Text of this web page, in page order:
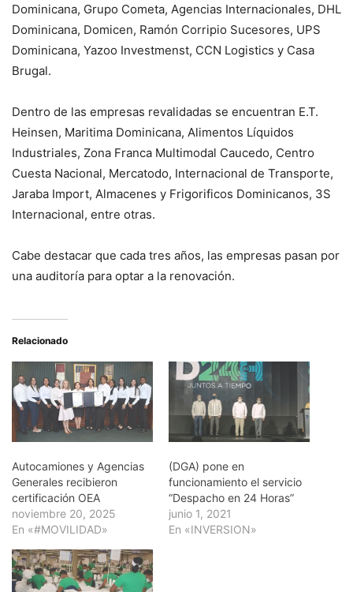
Dominicana, Grupo Cometa, Agencias Internacionales, DHL
Dominicana, Domicen, Ramón Corripio Sucesores, UPS
Dominicana, Yazoo Investmenst, CCN Logistics y Casa
Brugal.
Dentro de las empresas revalidadas se encuentran E.T.
Heinsen, Maritima Dominicana, Alimentos Líquidos
Industriales, Zona Franca Multimodal Caucedo, Centro
Cuesta Nacional, Mercatodo, Internacional de Transporte,
Jaraba Import, Almacenes y Frigorificos Dominicanos, 3S
Internacional, entre otras.
Cabe destacar que cada tres años, las empresas pasan por
una auditoría para optar a la renovación.
Relacionado
Autocamiones y Agencias
Generales recibieron
certificación OEA
noviembre 20, 2025
En «#MOVILIDAD»
(DGA) pone en
funcionamiento el servicio
“Despacho en 24 Horas”
junio 1, 2021
En «INVERSION»